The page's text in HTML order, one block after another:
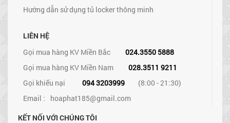
Hướng dẫn sử dụng tủ locker thông minh
LIÊN HỆ
Gọi mua hàng KV Miền Bắc
024.3550 5888
Gọi mua hàng KV Miền Nam
028.3511 9211
Gọi khiếu nại
094 3203999
(8:00 - 21:30)
Email : hoaphat185@gmail.com
KẾT NỐI VỚI CHÚNG TÔI